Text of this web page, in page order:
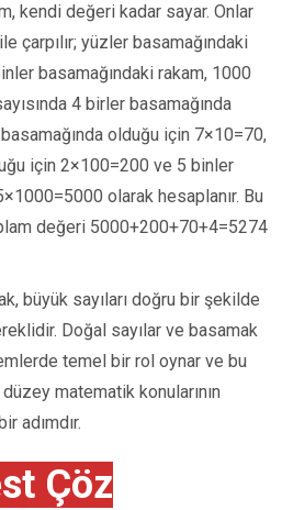
kendi değeri kadar sayar. Onlar
çarpılır; yüzler basamağındaki
basamağındaki rakam, 1000
4 birler basamağında
olduğu için 7×10=70,
için 2×100=200 ve 5 binler
olarak hesaplanır. Bu
değeri 5000+200+70+4=5274
büyük sayıları doğru bir şekilde
Doğal sayılar ve basamak
temel bir rol oynar ve bu
matematik konularının
adımdır.
Çöz